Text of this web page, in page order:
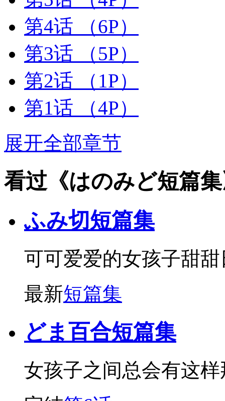
第4话
（6P）
第3话
（5P）
第2话
（1P）
第1话
（4P）
展开全部章节
看过《はのみど短篇
ふみ切短篇集
可可爱爱的女孩子甜甜
最新短篇集
どま百合短篇集
女孩子之间总会有这